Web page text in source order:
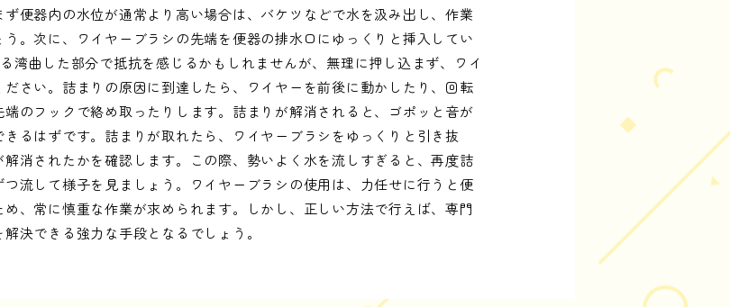
便器内の水位が通常より高い場合は、バケツなどで水を汲み出し、作業
。次に、ワイヤーブラシの先端を便器の排水口にゆっくりと挿入してい
湾曲した部分で抵抗を感じるかもしれませんが、無理に押し込まず、ワイ
さい。詰まりの原因に到達したら、ワイヤーを前後に動かしたり、回転
のフックで絡め取ったりします。詰まりが解消されると、ゴポッと音が
るはずです。詰まりが取れたら、ワイヤーブラシをゆっくりと引き抜
消されたかを確認します。この際、勢いよく水を流しすぎると、再度詰
流して様子を見ましょう。ワイヤーブラシの使用は、力任せに行うと便
、常に慎重な作業が求められます。しかし、正しい方法で行えば、専門
決できる強力な手段となるでしょう。